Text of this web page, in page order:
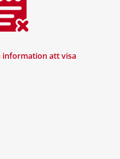
information att visa